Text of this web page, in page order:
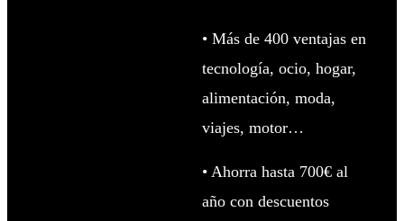
• Más de 400 ventajas en
tecnología, ocio, hogar,
alimentación, moda,
viajes, motor…
• Ahorra hasta 700€ al
año con descuentos